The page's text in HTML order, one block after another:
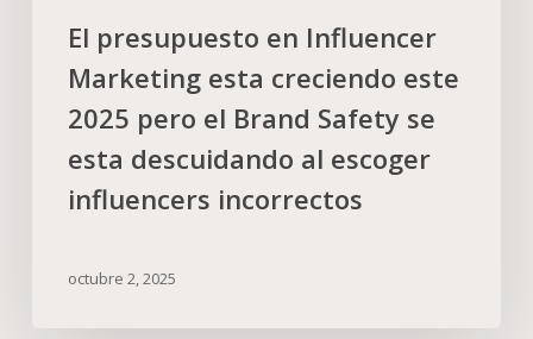
El presupuesto en Influencer
Marketing esta creciendo este
2025 pero el Brand Safety se
esta descuidando al escoger
influencers incorrectos
octubre 2, 2025